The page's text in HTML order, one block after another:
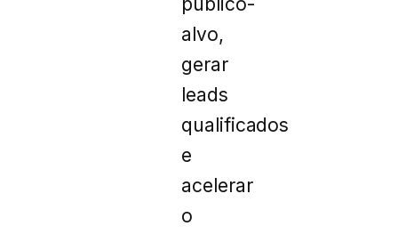
alvo,
gerar
leads
qualificados
e
acelerar
o